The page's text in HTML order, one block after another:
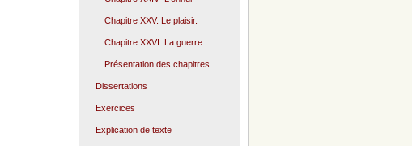
Chapitre XXV. Le plaisir.
Chapitre XXVI: La guerre.
Présentation des chapitres
Dissertations
Exercices
Explication de texte